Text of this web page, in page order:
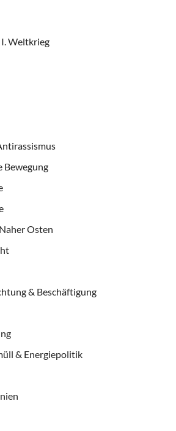
Weltkrieg
Osten
& Beschäftigung
& Energiepolitik